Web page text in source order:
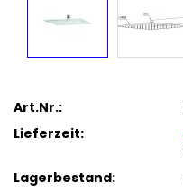
Art.Nr.:
Lieferzeit:
Lagerbestand: